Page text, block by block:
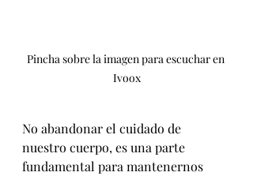
Pincha sobre la imagen para escuchar en
Ivoox
No abandonar el cuidado de
nuestro cuerpo, es una parte
fundamental para mantenernos